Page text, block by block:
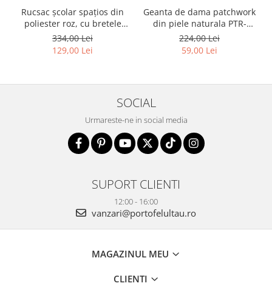
Rucsac școlar spațios din
poliester roz, cu bretele
reglabile - Peterson PTR-
PTN 8610-1327 PINK
334,00 Lei
129,00 Lei
Geanta de dama patchwork
din piele naturala PTR-
1718-SKL-6922 MULTI
224,00 Lei
59,00 Lei
SOCIAL
Urmareste-ne in social media
SUPORT CLIENTI
12:00 - 16:00
vanzari@portofelultau.ro
MAGAZINUL MEU
CLIENTI